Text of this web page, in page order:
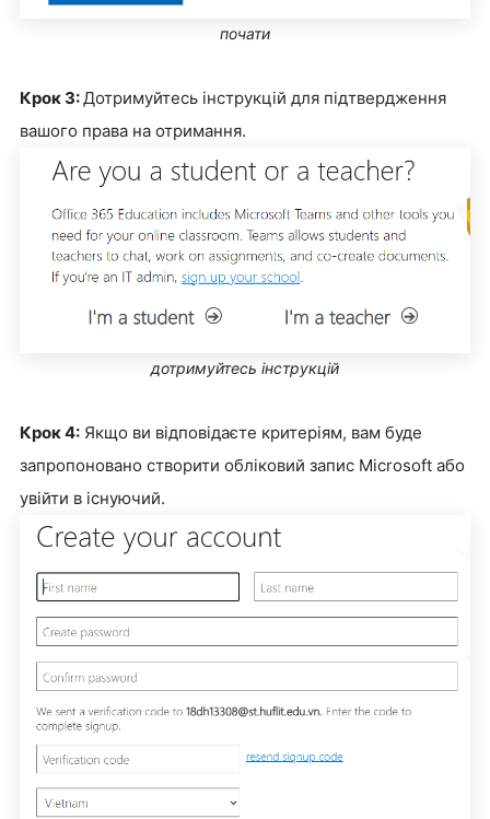
почати
Крок 3:Дотримуйтесь інструкцій для підтвердження
вашого права на отримання.
дотримуйтесь інструкцій
Крок 4: Якщо ви відповідаєте критеріям, вам буде
запропоновано створити обліковий запис Microsoft або
увійти в існуючий.